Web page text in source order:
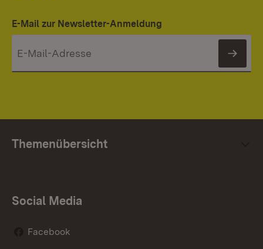
E-Mail zur Newsletter-Anmeldung
Themenübersicht
Social Media
Facebook